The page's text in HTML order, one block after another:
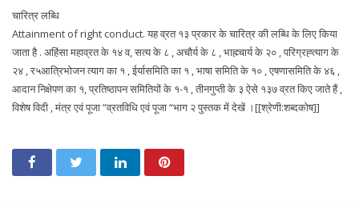
अयोध्या
चारित्र लब्धि
Attainment of right conduct. यह व्रत १३ प्रकार के चारित्र की लब्धि के लिए किया
जाता है . अहिंसा महाव्रत के १४ व, सत्य के ८ , अचौर्य के ८ , भाह्म्चार्य के २० , परिग्रह्त्याग के
२४ , र५आत्रिभोजन त्याग का १ , ईर्यासमिति का १ , भाषा समिति के १० , एषणासमिति के ४६ ,
आदान निक्षेपण का १, प्रतिष्ठापन समितियों के १-१ , तीनगुप्ती के ३ ऐसे १३७ व्रत किए जाते हैं ,
विशेष विदी , मंत्र एवं पूजा “व्रतविधि एवं पूजा “भाग २ पुस्तक में देखें ।[[श्रेणी:शब्दकोष]]